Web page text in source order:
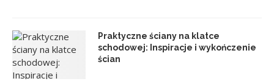
Praktyczne ściany na klatce
schodowej: Inspiracje i wykończenie
ścian